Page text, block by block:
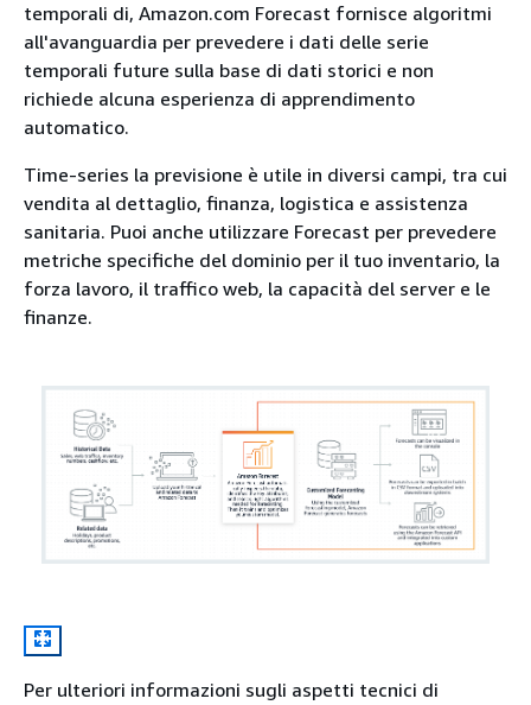
temporali di, Amazon.com Forecast fornisce algoritmi
all'avanguardia per prevedere i dati delle serie
temporali future sulla base di dati storici e non
richiede alcuna esperienza di apprendimento
automatico.
Time-series la previsione è utile in diversi campi, tra cui
vendita al dettaglio, finanza, logistica e assistenza
sanitaria. Puoi anche utilizzare Forecast per prevedere
metriche specifiche del dominio per il tuo inventario, la
forza lavoro, il traffico web, la capacità del server e le
finanze.
Per ulteriori informazioni sugli aspetti tecnici di